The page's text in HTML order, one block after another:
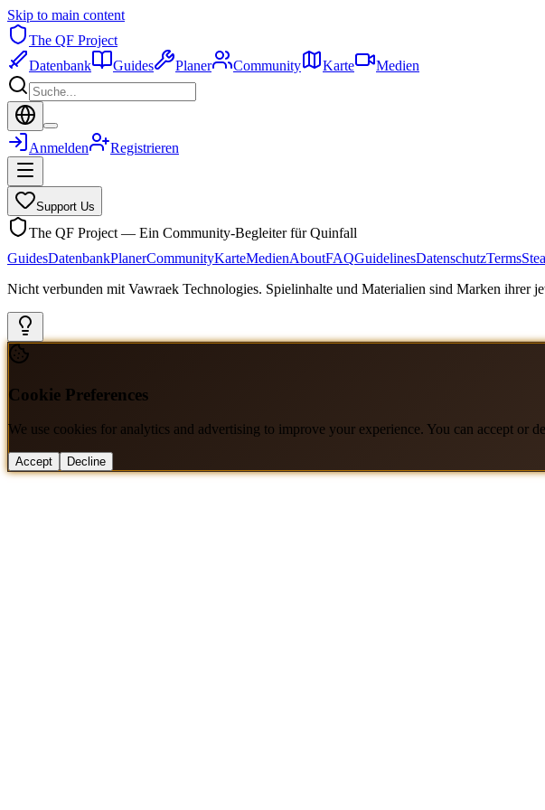
Skip to main content
The QF Project
Datenbank
Guides Planer Community Karte Medien
Anmelden Registrieren
Support Us
The QF Project — Ein Community-Begleiter für Quinfall
GuidesDatenbankPlanerCommunityKarteMedienAboutFAQGuidelinesDatenschutzTerms
Nicht verbunden mit Vawraek Technologies. Spielinhalte und Materialien sind Marken ihrer
Cookie Preferences
We use cookies for analytics and advertising to improve your experience. You can accept or
Accept Decline